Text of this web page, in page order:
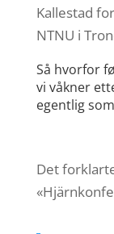
Kallestad
NTNU i
Så hvorfor
vi våkner
egentlig
Det